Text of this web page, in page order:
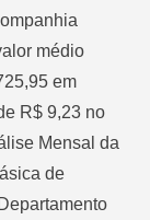
médio
em
R$ 9,23 no
Mensal da
de